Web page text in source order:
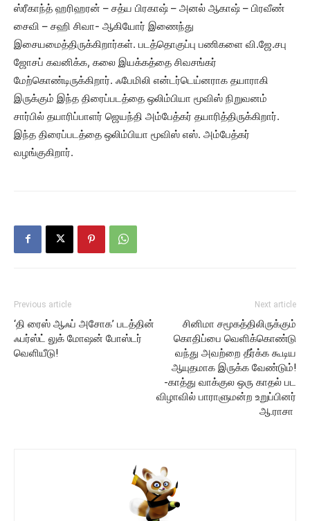
ஸ்ரீகாந்த் ஹரிஹரன் – சத்ய பிரகாஷ் – அனல் ஆகாஷ் – பிரவீண்
சைவி – சஹி சிவா- ஆகியோர் இணைந்து
இசையமைத்திருக்கிறார்கள். படத்தொகுப்பு பணிகளை வி.ஜே.சபு
ஜோசப் கவனிக்க, கலை இயக்கத்தை சிவசங்கர்
மேற்கொண்டிருக்கிறார். ஃபேமிலி என்டர்டெய்னராக தயாராகி
இருக்கும் இந்த திரைப்படத்தை ஒலிம்பியா மூவிஸ் நிறுவனம்
சார்பில் தயாரிப்பாளர் ஜெயந்தி அம்பேத்கர் தயாரித்திருக்கிறார்.
இந்த திரைப்படத்தை ஒலிம்பியா மூவிஸ் எஸ். அம்பேத்கர்
வழங்குகிறார்.
Previous article
‘தி ரைஸ் ஆஃப் அசோக’ படத்தின்
ஃபர்ஸ்ட் லுக் மோஷன் போஸ்டர்
வெளியீடு!
Next article
சினிமா சமூகத்திலிருக்கும்
கொதிப்பை வெளிக்கொண்டு
வந்து அவற்றை தீர்க்க கூடிய
ஆயுதமாக இருக்க வேண்டும்!
-காத்து வாக்குல ஒரு காதல் பட
விழாவில் பாராளுமன்ற உறுப்பினர்
ஆ.ராசா